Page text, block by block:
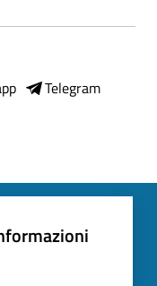
Telegram